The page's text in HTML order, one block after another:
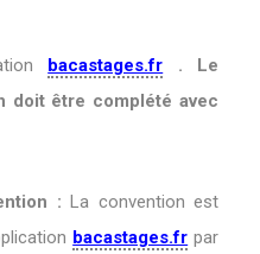
bacastages.fr . Le
doit être complété avec
:La convention est
bacastages.fr par